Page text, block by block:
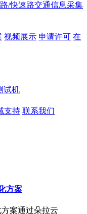
/快速路交通信息采集
视频展示 申请许可 在
试机
支持 联系我们
方案
方案通过朵拉云